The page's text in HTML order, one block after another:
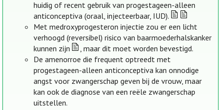
huidig of recent gebruik van progestageen-alleen
anticonceptiva (oraal, injecteerbaar, IUD).
Met medroxyprogesteron injectie zou er een licht
verhoogd (reversibel) risico van baarmoederhalskanker
kunnen zijn
, maar dit moet worden bevestigd.
De amenorroe die frequent optreedt met
progestageen-alleen anticonceptiva kan onnodige
angst voor zwangerschap geven bij de vrouw, maar
kan ook de diagnose van een reële zwangerschap
uitstellen.